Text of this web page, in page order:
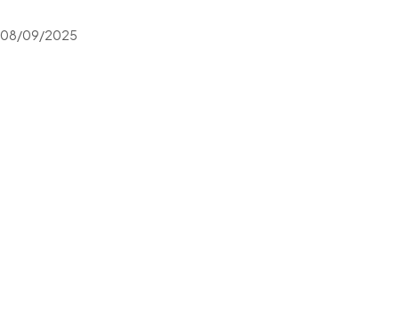
08/09/2025